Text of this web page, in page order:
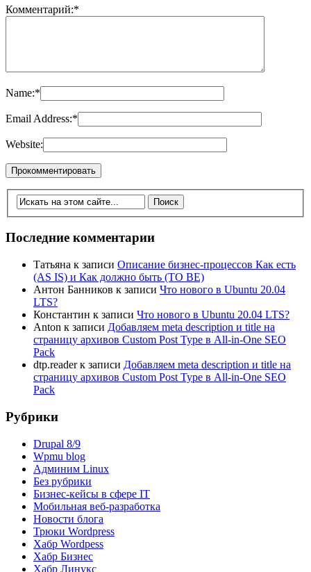
Комментарий:*
Name:*
Email Address:*
Website:
Последние комментарии
Татьяна к записи Описание бизнес-процессов Как есть
(AS IS) и Как должно быть (TO BE)
Антон Банников к записи Что нового в Ubuntu 20.04
LTS?
Константин к записи Что нового в Ubuntu 20.04 LTS?
Anton к записи Добавляем meta description и title на
страницу архивов Custom Post Type в All-in-One SEO
Pack
dtp.readerк записи Добавляем meta description и title на
страницу архивов Custom Post Type в All-in-One SEO
Pack
Рубрики
Drupal 8/9
Wpmu blog
Админим Linux
Без рубрики
Бизнес-кейсы в сфере IT
Мобильная веб-разработка
Новости блога
Трюки Wordpress
Хабр Wordpess
Хабр Бизнес
Хабр Линукс